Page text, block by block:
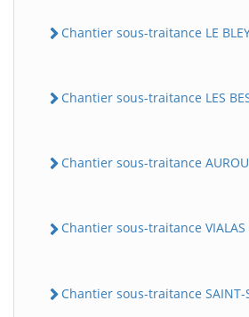
Chantier sous-traitance LE
Chantier sous-traitance LES
Chantier sous-traitance
Chantier sous-traitance VIALAS
Chantier sous-traitance SAINT-